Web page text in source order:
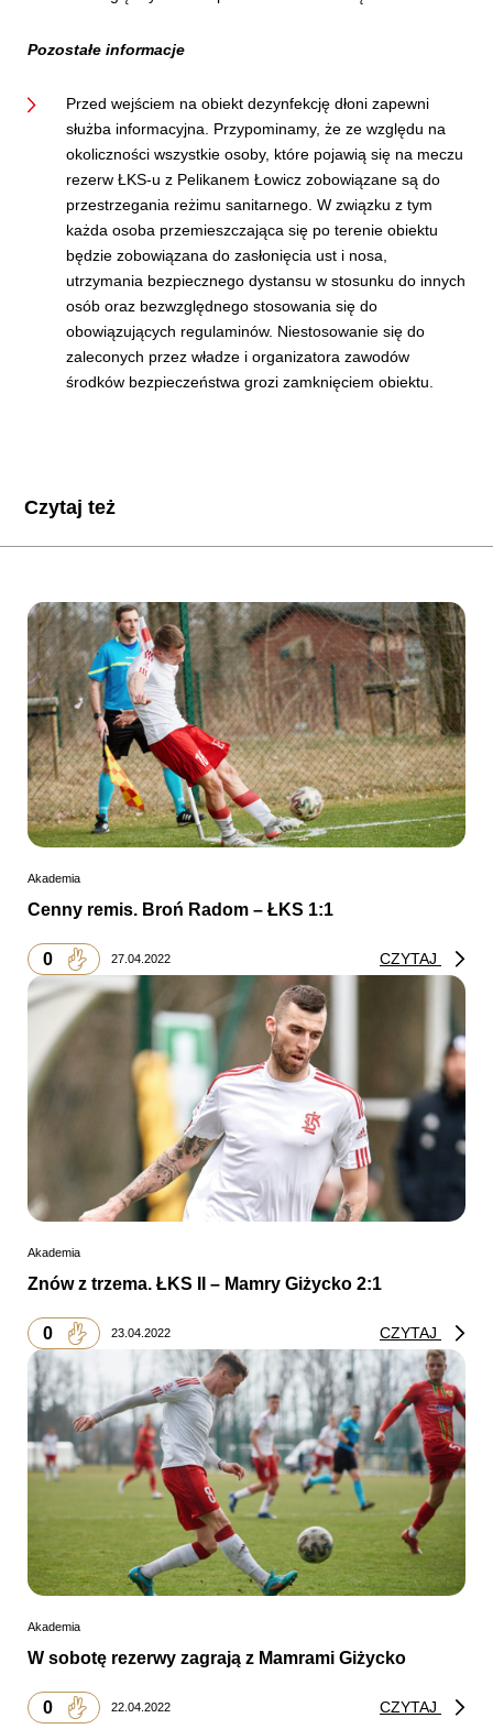
Pozostałe informacje
Przed wejściem na obiekt dezynfekcję dłoni zapewni
służba informacyjna. Przypominamy, że ze względu na
okoliczności wszystkie osoby, które pojawią się na meczu
rezerw ŁKS-u z Pelikanem Łowicz zobowiązane są do
przestrzegania reżimu sanitarnego. W związku z tym
każda osoba przemieszczająca się po terenie obiektu
będzie zobowiązana do zasłonięcia ust i nosa,
utrzymania bezpiecznego dystansu w stosunku do innych
osób oraz bezwzględnego stosowania się do
obowiązujących regulaminów. Niestosowanie się do
zaleconych przez władze i organizatora zawodów
środków bezpieczeństwa grozi zamknięciem obiektu.
Czytaj też
Akademia
Cenny remis. Broń Radom – ŁKS 1:1
0 27.04.2022 CZYTAJ
Akademia
Znów z trzema. ŁKS II – Mamry Giżycko 2:1
0 23.04.2022 CZYTAJ
Akademia
W sobotę rezerwy zagrają z Mamrami Giżycko
0 22.04.2022 CZYTAJ